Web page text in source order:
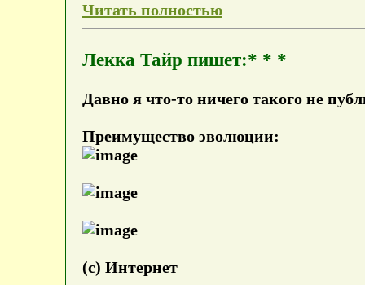
Читать полностью
Лекка Тайр пишет:* * *
Давно я что-то ничего такого не
Преимущество эволюции:
(с) Интернет